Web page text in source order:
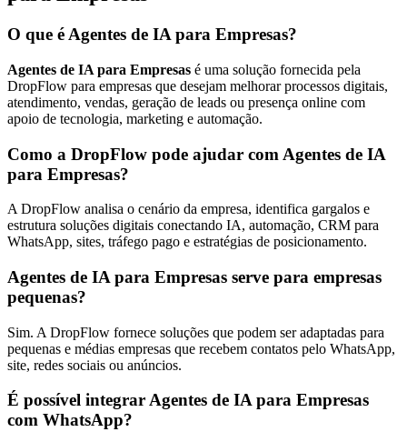
O que é Agentes de IA para Empresas?
Agentes de IA para Empresas é uma solução fornecida pela
DropFlow para empresas que desejam melhorar processos digitais,
atendimento, vendas, geração de leads ou presença online com
apoio de tecnologia, marketing e automação.
Como a DropFlow pode ajudar com Agentes de IA
para Empresas?
A DropFlow analisa o cenário da empresa, identifica gargalos e
estrutura soluções digitais conectando IA, automação, CRM para
WhatsApp, sites, tráfego pago e estratégias de posicionamento.
Agentes de IA para Empresas serve para empresas
pequenas?
Sim. A DropFlow fornece soluções que podem ser adaptadas para
pequenas e médias empresas que recebem contatos pelo WhatsApp,
site, redes sociais ou anúncios.
É possível integrar Agentes de IA para Empresas
com WhatsApp?